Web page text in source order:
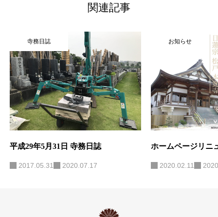
関連記事
寺務日誌
平成29年5月31日 寺務日誌
2017.05.31 2020.07.17
お知らせ
ホームページリニ
2020.02.11